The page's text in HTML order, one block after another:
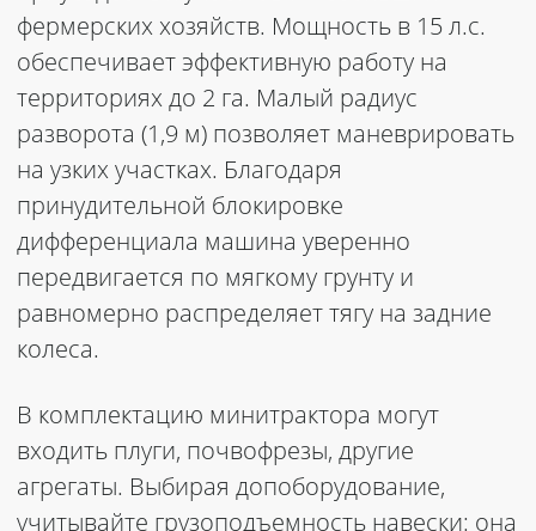
фермерских хозяйств. Мощность в 15 л.с.
обеспечивает эффективную работу на
территориях до 2 га. Малый радиус
разворота (1,9 м) позволяет маневрировать
на узких участках. Благодаря
принудительной блокировке
дифференциала машина уверенно
передвигается по мягкому грунту и
равномерно распределяет тягу на задние
колеса.
В комплектацию минитрактора могут
входить плуги, почвофрезы, другие
агрегаты. Выбирая допоборудование,
учитывайте грузоподъемность навески: она